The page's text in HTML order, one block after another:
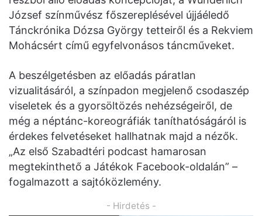
József színművész főszereplésével újjáéledő
Tánckrónika Dózsa György tetteiről és a Rekviem
Mohácsért című egyfelvonásos táncműveket.
A beszélgetésben az előadás páratlan
vizualitásáról, a színpadon megjelenő csodaszép
viseletek és a gyorsöltözés nehézségeiről, de
még a néptánc-koreográfiák taníthatóságáról is
érdekes felvetéseket hallhatnak majd a nézők.
„Az első Szabadtéri podcast hamarosan
megtekinthető a Játékok Facebook-oldalán” –
fogalmazott a sajtóközlemény.
- Hirdetés -